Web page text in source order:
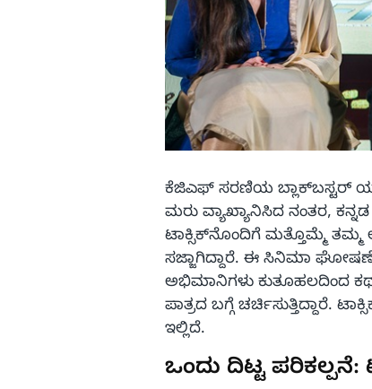
ಕೆಜಿಎಫ್ ಸರಣಿಯ ಬ್ಲಾಕ್‌ಬಸ್ಟರ್
ಮರು ವ್ಯಾಖ್ಯಾನಿಸಿದ ನಂತರ,
ಟಾಕ್ಸಿಕ್‌ನೊಂದಿಗೆ ಮತ್ತೊಮ್ಮೆ ತಮ್ಮ
ಸಜ್ಜಾಗಿದ್ದಾರೆ. ಈ ಸಿನಿಮಾ
ಅಭಿಮಾನಿಗಳು ಕುತೂಹಲದಿಂದ
ಪಾತ್ರದ ಬಗ್ಗೆ ಚರ್ಚಿಸುತ್ತಿದ್ದಾರೆ.
ಇಲ್ಲಿದೆ.
ಒಂದು ದಿಟ್ಟ